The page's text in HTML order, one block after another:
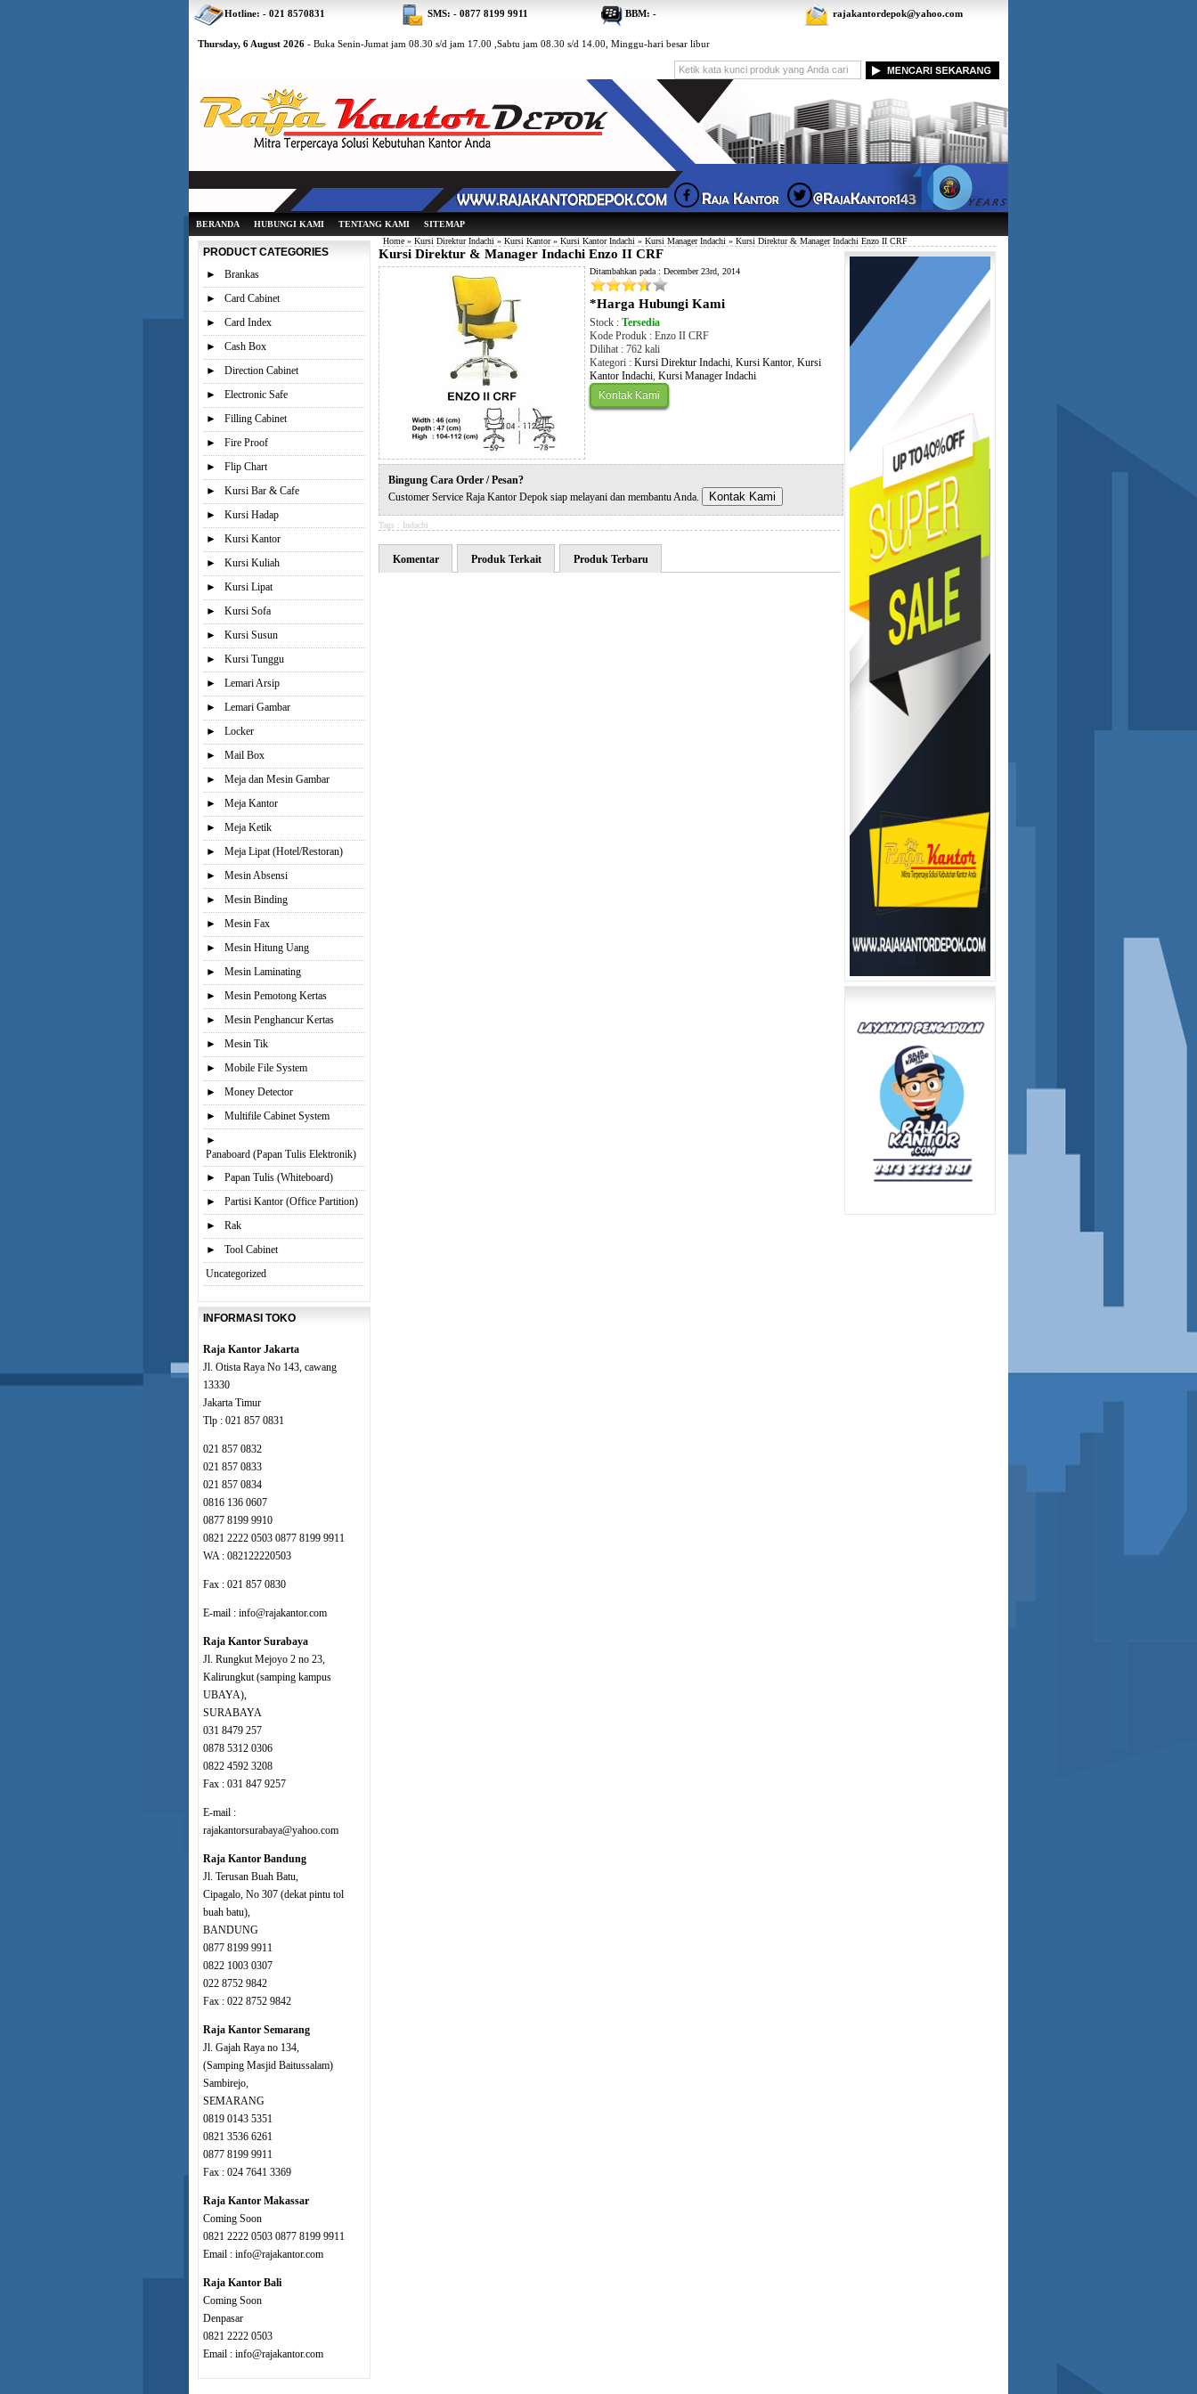
Thursday, 6 August 2026 - Buka Senin-Jumat jam 08.30 s/d jam 17.00 ,Sabtu jam 08.30 s/d 14.00, Minggu-hari besar libur
BERANDA HUBUNGI KAMI TENTANG KAMI
SITEMAP
Home » Kursi Direktur Indachi » Kursi Kantor» Kursi Kantor Indachi » Kursi Manager Indachi » Kursi Direktur & Manager Indachi Enzo II CRF
Kursi Direktur & Manager Indachi Enzo II CRF
Ditambahkan pada : December 23rd, 2014
*Harga Hubungi Kami
Stock : Tersedia
Kode Produk : Enzo II CRF
Dilihat : 762 kali
Kategori : Kursi Direktur Indachi, Kursi Kantor, Kursi
Kantor Indachi, Kursi Manager Indachi
Kontak Kami
Bingung Cara Order / Pesan?
Customer Service Raja Kantor Depok siap melayani dan membantu Anda.
Kontak Kami
Tags : Indachi
Komentar Produk Terkait Produk Terbaru
PRODUCT CATEGORIES
►
Brankas
►
Card Cabinet
►
Card Index
►
Cash Box
►
Direction Cabinet
►
Electronic Safe
►
Filling Cabinet
►
Fire Proof
►
Flip Chart
►
Kursi Bar & Cafe
►
Kursi Hadap
►
Kursi Kantor
►
Kursi Kuliah
►
Kursi Lipat
►
Kursi Sofa
►
Kursi Susun
►
Kursi Tunggu
►
Lemari Arsip
►
Lemari Gambar
►
Locker
►
Mail Box
►
Meja dan Mesin Gambar
►
Meja Kantor
►
Meja Ketik
►
Meja Lipat (Hotel/Restoran)
►
Mesin Absensi
►
Mesin Binding
►
Mesin Fax
►
Mesin Hitung Uang
►
Mesin Laminating
►
Mesin Pemotong Kertas
►
Mesin Penghancur Kertas
►
Mesin Tik
►
Mobile File System
►
Money Detector
►
Multifile Cabinet System
►
Panaboard (Papan Tulis Elektronik)
►
Papan Tulis (Whiteboard)
►
Partisi Kantor (Office Partition)
►
Rak
►
Tool Cabinet
Uncategorized
INFORMASI TOKO
Raja Kantor Jakarta
Jl. Otista Raya No 143, cawang
13330
Jakarta Timur
Tlp : 021 857 0831
021 857 0832
021 857 0833
021 857 0834
0816 136 0607
0877 8199 9910
0821 2222 0503 0877 8199 9911
WA : 082122220503
Fax : 021 857 0830
E-mail : info@rajakantor.com
Raja Kantor Surabaya
Jl. Rungkut Mejoyo 2 no 23,
Kalirungkut (samping kampus
UBAYA),
SURABAYA
031 8479 257
0878 5312 0306
0822 4592 3208
Fax : 031 847 9257
E-mail :
rajakantorsurabaya@yahoo.com
Raja Kantor Bandung
Jl. Terusan Buah Batu,
Cipagalo, No 307 (dekat pintu tol
buah batu),
BANDUNG
0877 8199 9911
0822 1003 0307
022 8752 9842
Fax : 022 8752 9842
Raja Kantor Semarang
Jl. Gajah Raya no 134,
(Samping Masjid Baitussalam)
Sambirejo,
SEMARANG
0819 0143 5351
0821 3536 6261
0877 8199 9911
Fax : 024 7641 3369
Raja Kantor Makassar
Coming Soon
0821 2222 0503 0877 8199 9911
Email : info@rajakantor.com
Raja Kantor Bali
Coming Soon
Denpasar
0821 2222 0503
Email : info@rajakantor.com
Hotline: - 021 8570831 SMS: - 0877 8199 9911 BBM: - rajakantordepok@yahoo.com